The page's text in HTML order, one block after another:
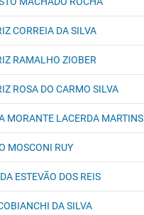
CORREIA DA SILVA
RAMALHO ZIOBER
ROSA DO CARMO SILVA
MORANTE LACERDA MARTINS
MOSCONI RUY
ESTEVÃO DOS REIS
DA SILVA